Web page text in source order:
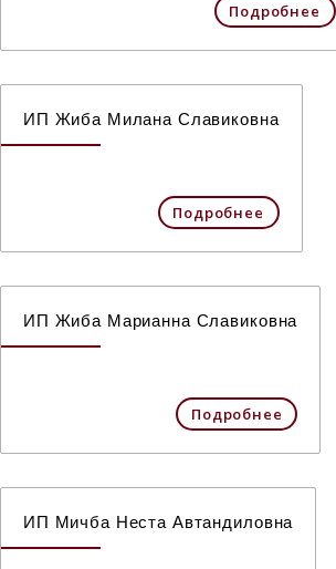
Подробнее
ИП Жиба Милана Славиковна
Подробнее
ИП Жиба Марианна Славиковна
Подробнее
ИП Мичба Неста Автандиловна